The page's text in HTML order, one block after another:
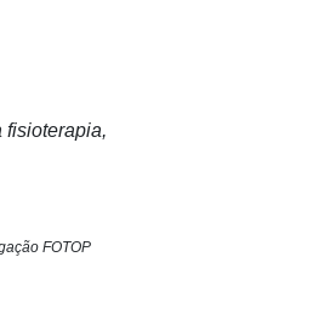
fisioterapia,
FOTOP